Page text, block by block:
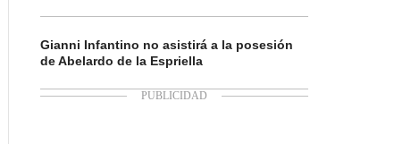
Gianni Infantino no asistirá a la posesión
de Abelardo de la Espriella